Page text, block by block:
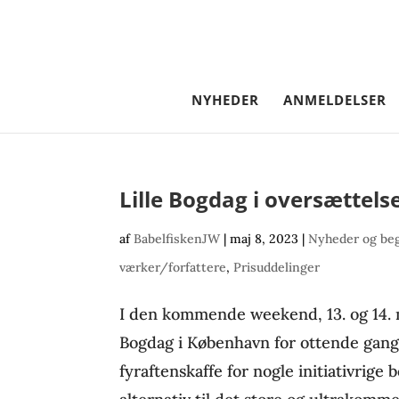
NYHEDER ANMELDELSER
Lille Bogdag i
afBabelfiskenJW |maj 8, 2023 |Nyheder og
værker/forfattere,Prisuddelinger
I den kommende weekend, 13. og
Bogdag i København for ottende
fyraftenskaffe for nogle initiativrige